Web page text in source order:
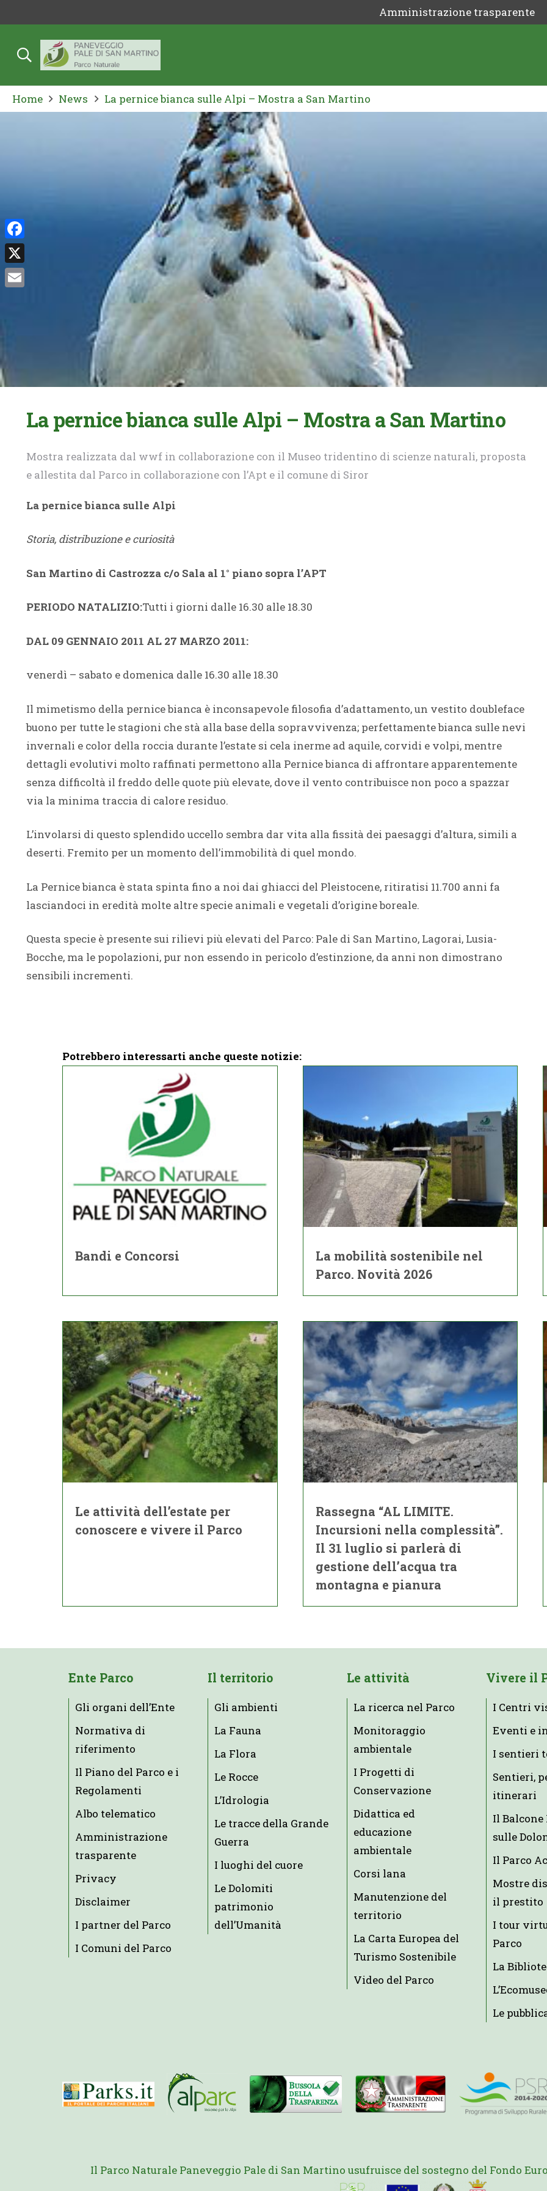
Amministrazione trasparente
Home News La pernice bianca sulle Alpi – Mostra a San Martino
La pernice bianca sulle Alpi – Mostra a San Martino
Mostra realizzata dal wwf in collaborazione con il Museo tridentino di scienze naturali, proposta
e allestita dal Parco in collaborazione con l’Apt e il comune di Siror
La pernice bianca sulle Alpi
Storia, distribuzione e curiosità
San Martino di Castrozza c/o Sala al 1° piano sopra l’APT
PERIODO NATALIZIO:Tutti i giorni dalle 16.30 alle 18.30
DAL 09 GENNAIO 2011 AL 27 MARZO 2011:
venerdì – sabato e domenica dalle 16.30 alle 18.30
Il mimetismo della pernice bianca è inconsapevole filosofia d’adattamento, un vestito doubleface
buono per tutte le stagioni che stà alla base della sopravvivenza; perfettamente bianca sulle nevi
invernali e color della roccia durante l’estate si cela inerme ad aquile, corvidi e volpi, mentre
dettagli evolutivi molto raffinati permettono alla Pernice bianca di affrontare apparentemente
senza difficoltà il freddo delle quote più elevate, dove il vento contribuisce non poco a spazzar
via la minima traccia di calore residuo.
L’involarsi di questo splendido uccello sembra dar vita alla fissità dei paesaggi d’altura, simili a
deserti. Fremito per un momento dell’immobilità di quel mondo.
La Pernice bianca è stata spinta fino a noi dai ghiacci del Pleistocene, ritiratisi 11.700 anni fa
lasciandoci in eredità molte altre specie animali e vegetali d’orìgine boreale.
Questa specie è presente sui rilievi più elevati del Parco: Pale di San Martino, Lagorai, Lusia-
Bocche, ma le popolazioni, pur non essendo in pericolo d’estinzione, da anni non dimostrano
sensibili incrementi.
Potrebbero interessarti anche queste notizie:
Bandi e Concorsi
La mobilità sostenibile nel
Parco. Novità 2026
Le attività dell’estate per
conoscere e vivere il Parco
Rassegna “AL LIMITE.
Incursioni nella complessità”.
Il 31 luglio si parlerà di
gestione dell’acqua tra
montagna e pianura
Ente Parco
Gli organi dell’Ente
Normativa di
riferimento
Il Piano del Parco e i
Regolamenti
Albo telematico
Amministrazione
trasparente
Privacy
Disclaimer
I partner del Parco
I Comuni del Parco
Il territorio
Gli ambienti
La Fauna
La Flora
Le Rocce
L’Idrologia
Le tracce della Grande
Guerra
I luoghi del cuore
Le Dolomiti
patrimonio
dell’Umanità
Le attività
La ricerca nel Parco
Monitoraggio
ambientale
I Progetti di
Conservazione
Didattica ed
educazione
ambientale
Corsi lana
Manutenzione del
territorio
La Carta Europea del
Turismo Sostenibile
Video del Parco
Vivere il
I Centri
Eventi e
I sentieri
Sentieri,
itinerari
Il
sulle
Il Parco
Mostre
il prestito
I tour
Parco
La
Le
Il Parco Naturale Paneveggio Pale di San Martino usufruisce del sostegno del Fondo
Facebook
X